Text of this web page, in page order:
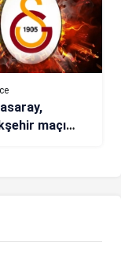
maçı